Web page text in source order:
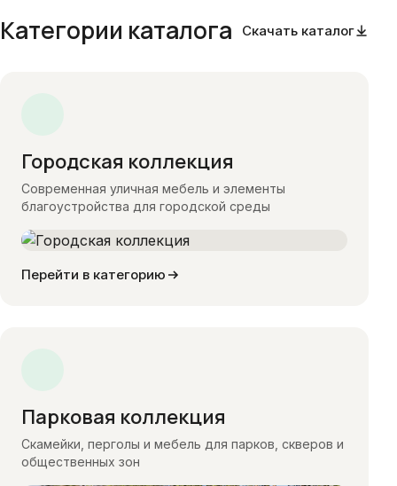
Категории каталога Скачать каталог
Городская коллекция
Современная уличная мебель и элементы
благоустройства для городской среды
Перейти в категорию
Парковая коллекция
Скамейки, перголы и мебель для парков, скверов и
общественных зон